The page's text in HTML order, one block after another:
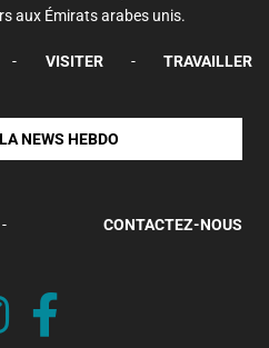
aux Émirats arabes unis.
- VISITER - TRAVAILLER
NEWS HEBDO
- CONTACTEZ-NOUS